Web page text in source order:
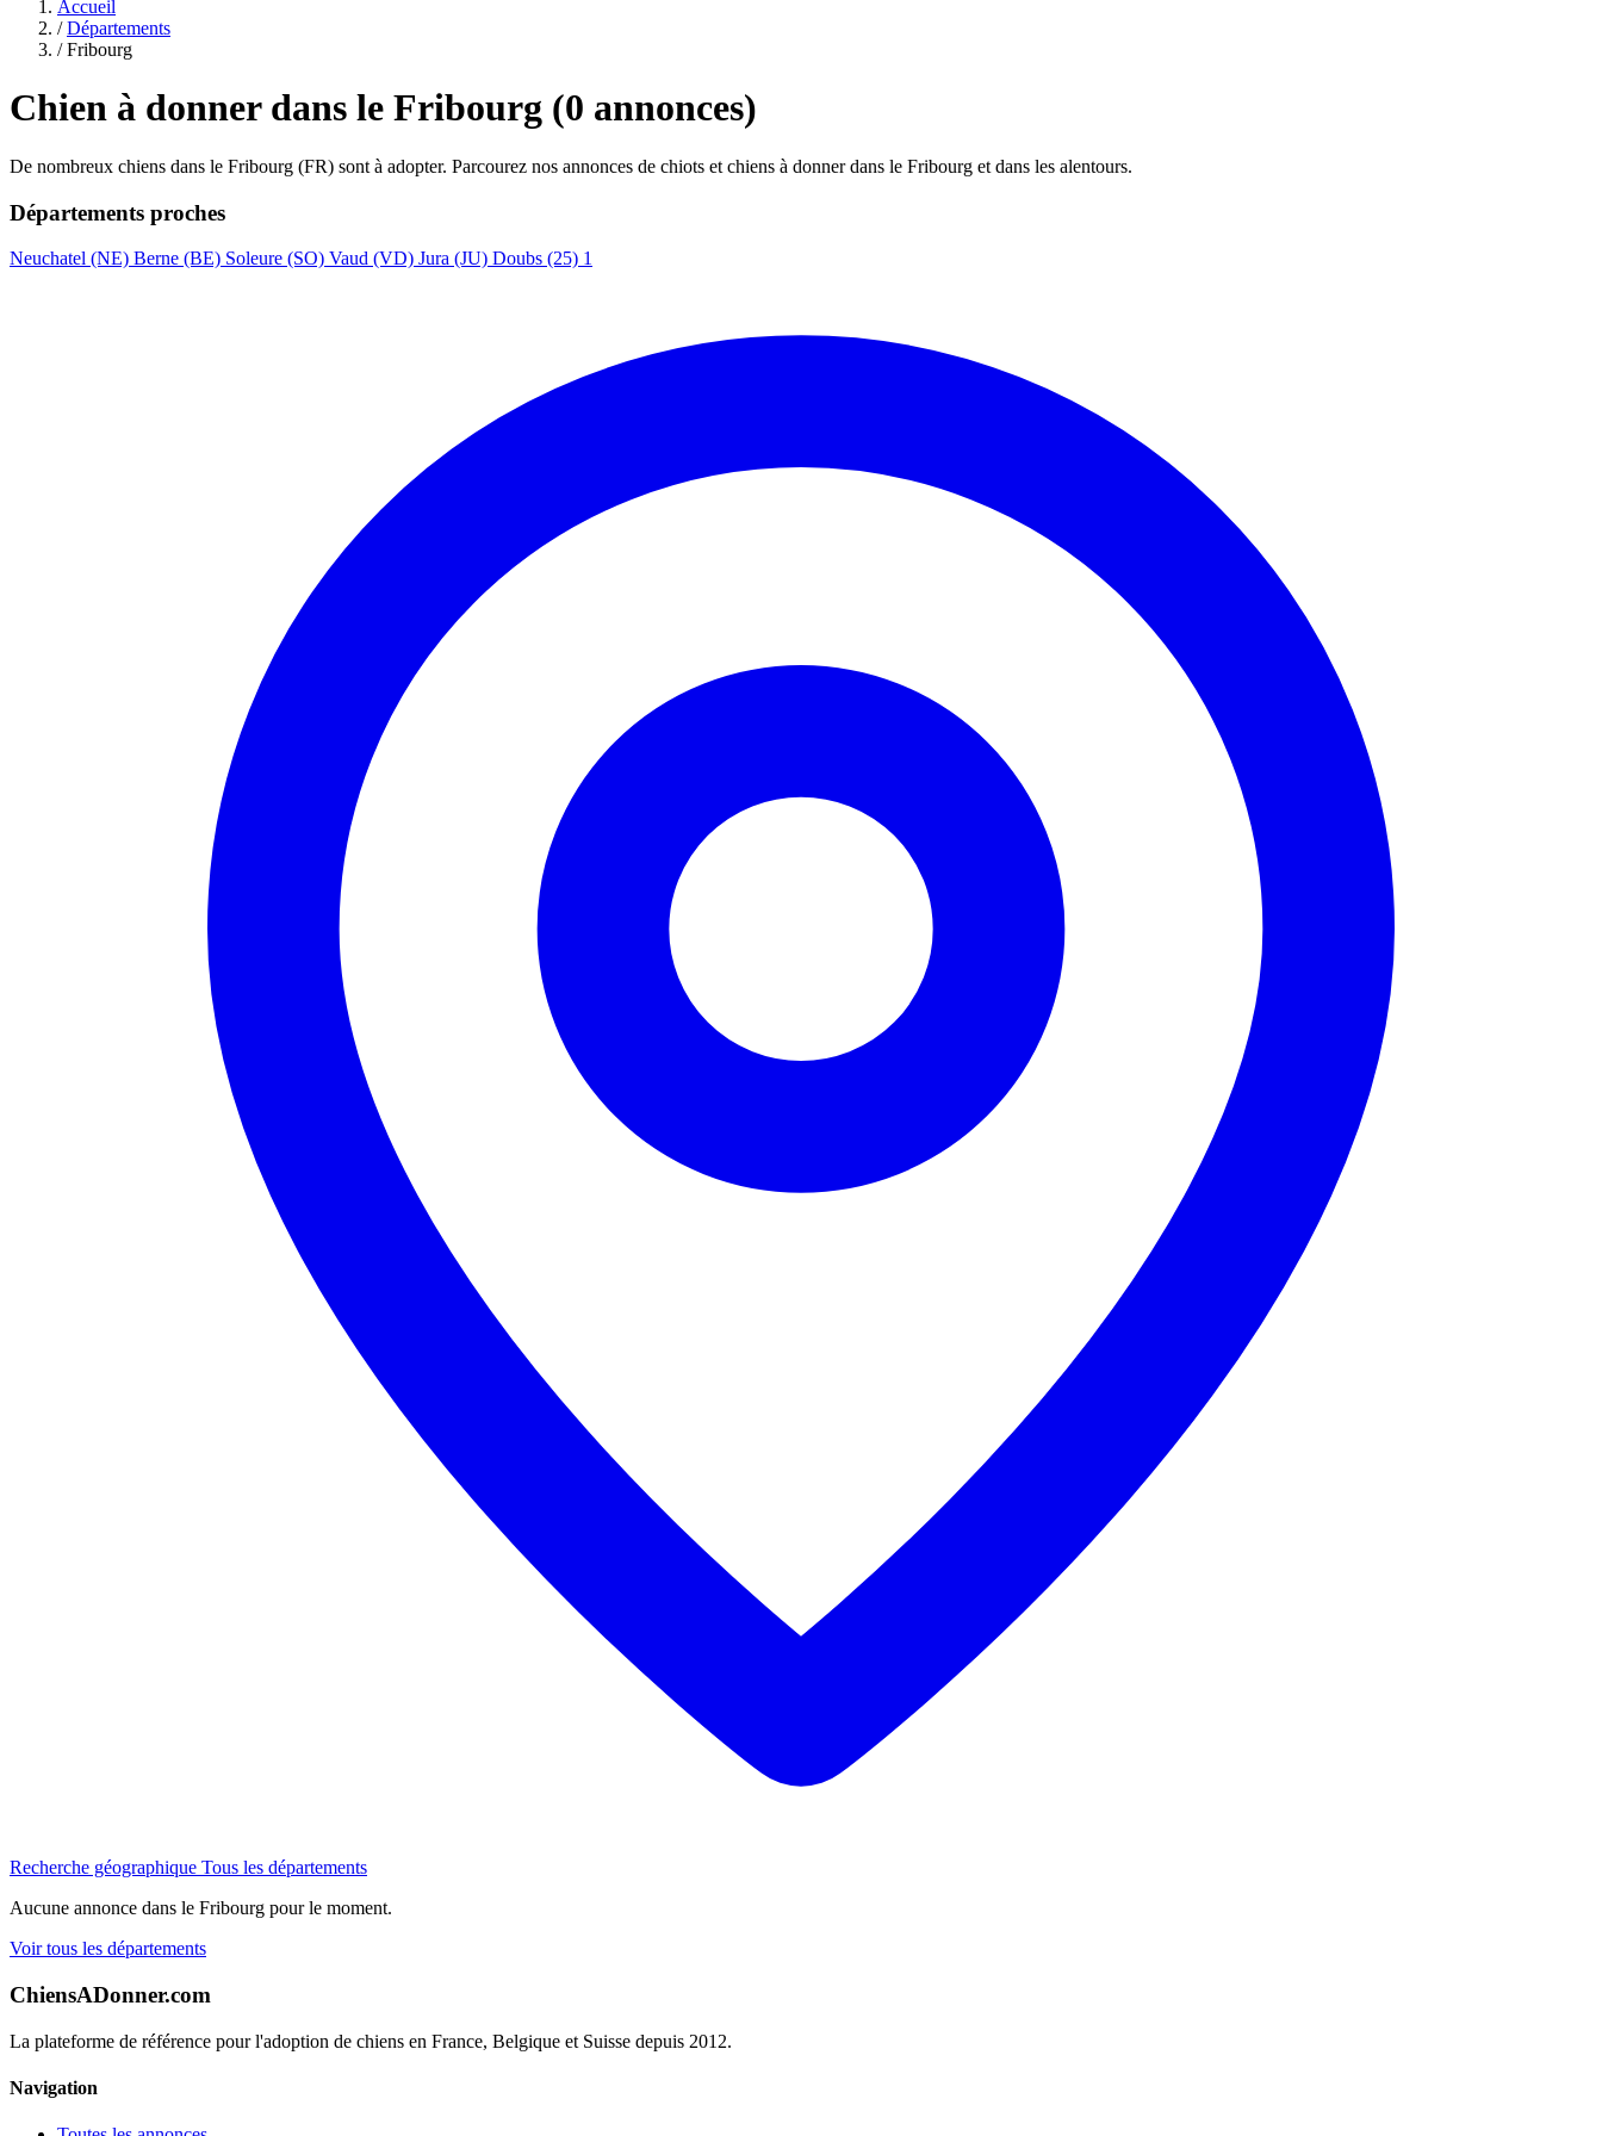
Accueil
/ Départements
/ Fribourg
Chien à donner dans le Fribourg (0 annonces)
De nombreux chiens dans le Fribourg (FR) sont à adopter. Parcourez nos annonces de chiots et chiens à donner dans le Fribourg et dans les alentours.
Départements proches
Neuchatel (NE) Berne (BE) Soleure (SO) Vaud (VD) Jura (JU) Doubs (25) 1
Recherche géographique Tous les départements
Aucune annonce dans le Fribourg pour le moment.
Voir tous les départements
ChiensADonner.com
La plateforme de référence pour l'adoption de chiens en France, Belgique et Suisse depuis 2012.
Navigation